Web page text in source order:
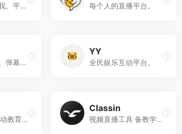
上映客，直播我。平台。零基础免费教你入门视频剪辑。 每个人的直播平台。
技术驱动娱乐。弹幕式互动直播。
YY
全民娱乐互动平台。
CCtalk实时互动教育平台，提供完善的在线教育工具和平台。
Classin
视频直播工具 备教学练测评,贯穿教学过程。